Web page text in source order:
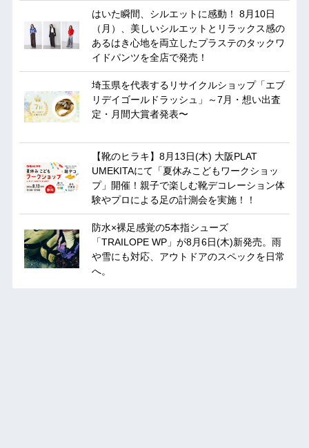
はいた瞬間、シルエットに感動！ 8月10日
（月）、美しいシルエットとリラックス感の
あるはき心地を両立したプラステのタックワ
イドパンツを全店で発売！
埼玉県を代表するリサイクルショップ「エブ
リデイゴールドラッシュ」～7月・想い出査
定・月間大賞者発表〜
【靴のヒラキ】8月13日(木) 大阪PLAT
UMEKITAにて「夏休みこどもワークショッ
プ」開催！親子で楽しむ靴デコレーション体
験やプロによる足の計測会を実施！！
防水×裸足感覚の5本指シューズ
「TRAILOPE WP」が8月6日(木)新発売。雨
や雪にも対応、アウトドアのスペックを日常
へ。